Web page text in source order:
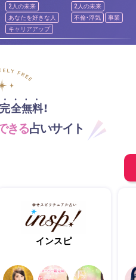
2人の未来
あなたを好きな人
キャリアアップ
2人の未来
不倫・浮気
事業
全無料！
きる占いサイト
インスピ